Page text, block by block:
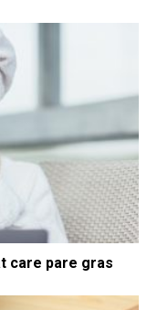
care pare gras